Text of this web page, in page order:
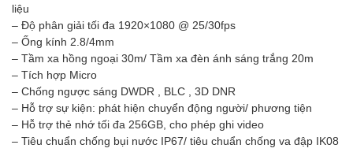
liệu
– Độ phân giải tối đa 1920×1080 @ 25/30fps
– Ống kính 2.8/4mm
– Tầm xa hồng ngoại 30m/ Tầm xa đèn ánh sáng trắng 20m
– Tích hợp Micro
– Chống ngược sáng DWDR , BLC , 3D DNR
– Hỗ trợ sự kiện: phát hiện chuyển động người/ phương tiện
– Hỗ trợ thẻ nhớ tối đa 256GB, cho phép ghi video
– Tiêu chuẩn chống bụi nước IP67/ tiêu chuẩn chống va đập IK08